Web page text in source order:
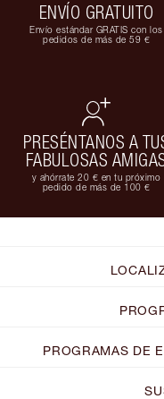
ENVÍO GRATUITO
Envío estándar GRATIS con los
pedidos de más de 59 €
PRESÉNTANOS A
FABULOSAS
y ahórrate 20 € en tu próximo
pedido de más de 100 €
PROGRAMAS DE